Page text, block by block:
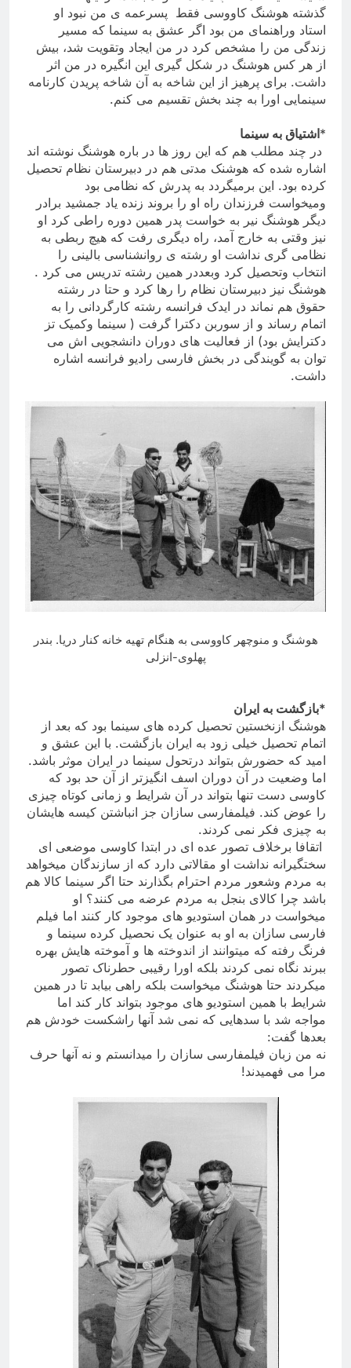
گذشته هوشنگ کاووسی فقط پسرعمه ی من نبود او
استاد وراهنمای من بود اگر عشق به سینما که مسیر
زندگی من را مشخص کرد در من ایجاد وتقویت شد، بیش
از هر کس هوشنگ در شکل گیری این انگیره در من اثر
داشت. برای پرهیز از این شاخه به آن شاخه پریدن کارنامه
سینمایی اورا به چند بخش تقسیم می کنم.
*اشتیاق به سینما
در چند مطلب هم که این روز ها در باره هوشنگ نوشته اند
اشاره شده که هوشنک مدتی هم در دبیرستان نظام تحصیل
کرده بود. این برمیگردد به پدرش که نظامی بود
ومیخواست فرزندان راه او را بروند زنده یاد جمشید برادر
دیگر هوشنگ نیر به خواست پدر همین دوره راطی کرد او
نیز وقتی به خارج آمد، راه دیگری رفت که هیچ ربطی به
نظامی گری نداشت او رشته ی روانشناسی بالینی را
انتخاب وتحصیل کرد وبعددر همین رشته تدریس می کرد .
هوشنگ نیز دبیرستان نظام را رها کرد و حتا در رشته
حقوق هم نماند در ایدک فرانسه رشته کارگردانی را به
اتمام رساند و از سوربن دکترا گرفت ( سینما وکمیک تز
دکترایش بود) از فعالیت های دوران دانشجویی اش می
توان به گویندگی در بخش فارسی رادیو فرانسه اشاره
داشت.
هوشنگ و منوچهر کاووسی به هنگام تهیه خانه کنار دریا. بندر
پهلوی-انزلی
*بازگشت به ایران
هوشنگ ازنخستین تحصیل کرده های سینما بود که بعد از
اتمام تحصیل خیلی زود به ایران بازگشت. با این عشق و
امید که حضورش بتواند درتحول سینما در ایران موثر باشد.
اما وضعیت در آن دوران اسف انگیزتر از آن حد بود که
کاوسی دست تنها بتواند در آن شرایط و زمانی کوتاه چیزی
را عوض کند. فیلمفارسی سازان جز انباشتن کیسه هایشان
به چیزی فکر نمی کردند.
اتقافا برخلاف تصور عده ای در ابتدا کاوسی موضعی ای
سختگیرانه نداشت او مقالاتی دارد که از سازندگان میخواهد
به مردم وشعور مردم احترام بگذارند حتا اگر سینما کالا هم
باشد چرا کالای بنجل به مردم عرضه می کنند؟ او
میخواست در همان استودیو های موجود کار کنند اما فیلم
فارسی سازان به او به عنوان یک نحصیل کرده سینما و
فرنگ رفته که میتوانند از اندوخته ها و آموخته هایش بهره
ببرند نگاه نمی کردند بلکه اورا رقیبی حطرناک تصور
میکردند حتا هوشنگ میخواست بلکه راهی بیابد تا در همین
شرایط با همین استودیو های موجود بتواند کار کند اما
مواجه شد با سدهایی که نمی شد آنها راشکست خودش هم
بعدها گفت:
نه من زبان فیلمفارسی سازان را میدانستم و نه آنها حرف
مرا می فهمیدند!